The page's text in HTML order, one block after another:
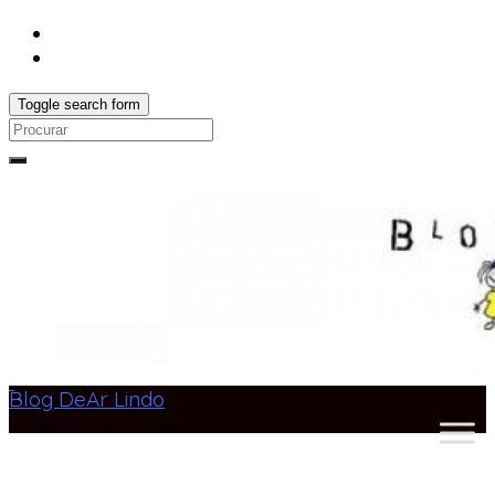
Toggle search form
Search
Blog DeAr Lindo